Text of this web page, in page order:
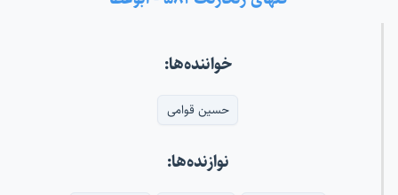
خواننده‌ها:
حسین قوامی
نوازنده‌ها: